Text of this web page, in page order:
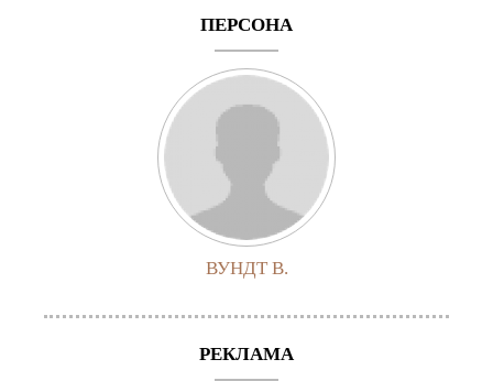
ПЕРСОНА
ВУНДТ В.
РЕКЛАМА